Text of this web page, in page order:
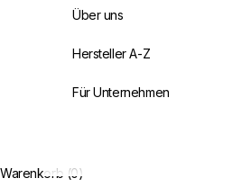
Über uns
Hersteller A-Z
Für Unternehmen
Warenkorb (0)
Jetzt entdecken